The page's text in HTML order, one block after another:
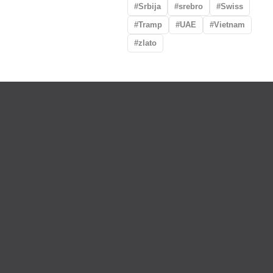
Srbija
srebro
Swiss
Tramp
UAE
Vietnam
zlato